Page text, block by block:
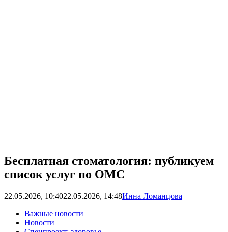
Бесплатная стоматология: публикуем
список услуг по ОМС
22.05.2026, 10:4022.05.2026, 14:48Инна Ломанцова
Важные новости
Новости